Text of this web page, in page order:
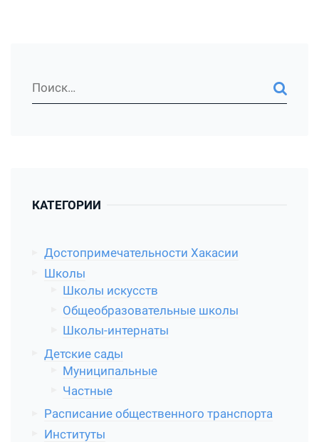
КАТЕГОРИИ
Достопримечательности Хакасии
Школы
Школы искусств
Общеобразовательные школы
Школы-интернаты
Детские сады
Муниципальные
Частные
Расписание общественного транспорта
Институты